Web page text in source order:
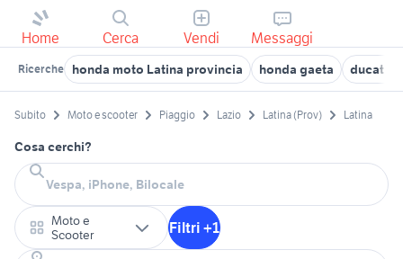
Home Cerca Vendi Messaggi
Ricerche honda moto Latina provincia honda gaeta ducati
Subito Moto e scooter Piaggio Lazio Latina (Prov) Latina
Cosa cerchi?
Moto e
Scooter
Filtri +1